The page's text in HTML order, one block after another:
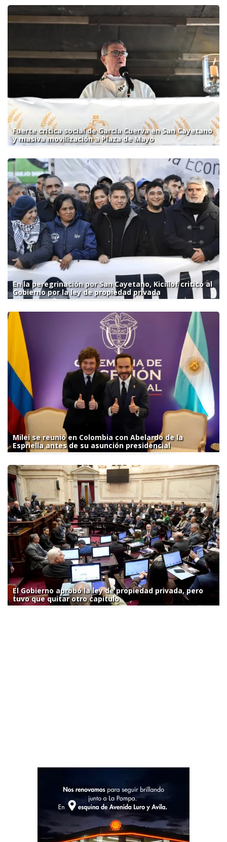
Fuerte crítica social de García Cuerva en San Cayetano
y masiva movilización a Plaza de Mayo
En la peregrinación por San Cayetano, Kicillof criticó al
Gobierno por la ley de propiedad privada
Milei se reunió en Colombia con Abelardo de la
Espriella antes de su asunción presidencial
El Gobierno aprobó la ley de propiedad privada, pero
tuvo que quitar otro capítulo